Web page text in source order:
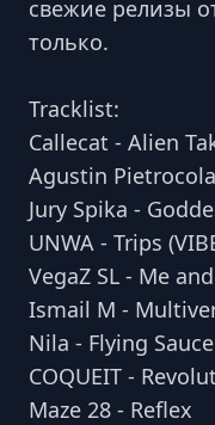
свежие релизы
только.
Tracklist:
Callecat - Alien
Agustin
Jury Spika -
UNWA - Trips
VegaZ SL - Me
Ismail M -
Nila - Flying
COQUEIT -
Maze 28 - Reflex